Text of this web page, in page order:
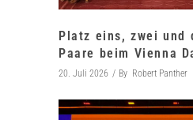
Platz eins, zwei und
Paare beim Vienna
20. Juli 2026 By Robert Panther